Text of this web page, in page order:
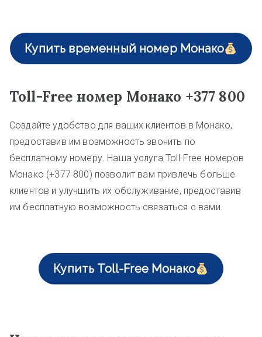
Купить временный номер Монако
Toll-Free номер Монако +377 800
Создайте удобство для ваших клиентов в Монако,
предоставив им возможность звонить по
бесплатному номеру. Наша услуга Toll-Free номеров
Монако (+377 800) позволит вам привлечь больше
клиентов и улучшить их обслуживание, предоставив
им бесплатную возможность связаться с вами.
Купить Toll-Free Монако